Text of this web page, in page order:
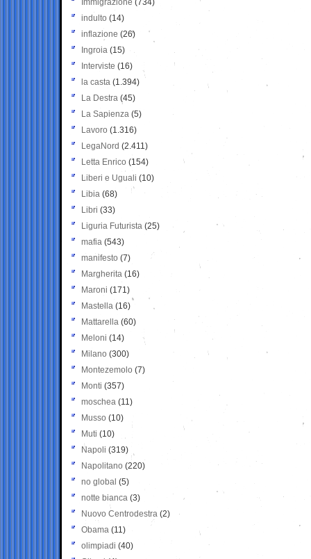
Immigrazione (734)
indulto (14)
inflazione (26)
Ingroia (15)
Interviste (16)
la casta (1.394)
La Destra (45)
La Sapienza (5)
Lavoro (1.316)
LegaNord (2.411)
Letta Enrico (154)
Liberi e Uguali (10)
Libia (68)
Libri (33)
Liguria Futurista (25)
mafia (543)
manifesto (7)
Margherita (16)
Maroni (171)
Mastella (16)
Mattarella (60)
Meloni (14)
Milano (300)
Montezemolo (7)
Monti (357)
moschea (11)
Musso (10)
Muti (10)
Napoli (319)
Napolitano (220)
no global (5)
notte bianca (3)
Nuovo Centrodestra (2)
Obama (11)
olimpiadi (40)